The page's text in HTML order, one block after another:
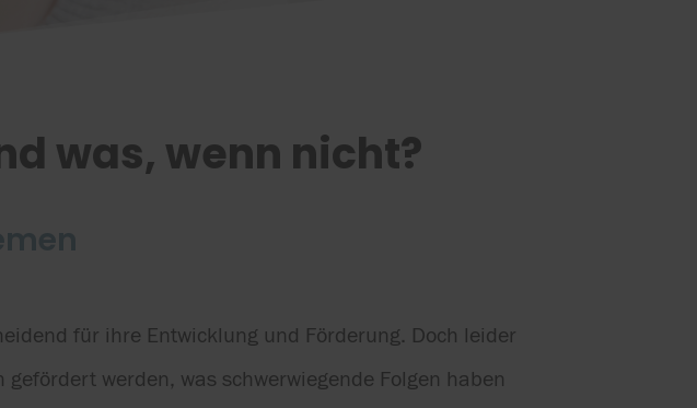
was, wenn nicht?
für ihre Entwicklung und Förderung. Doch leider
werden, was schwerwiegende Folgen haben